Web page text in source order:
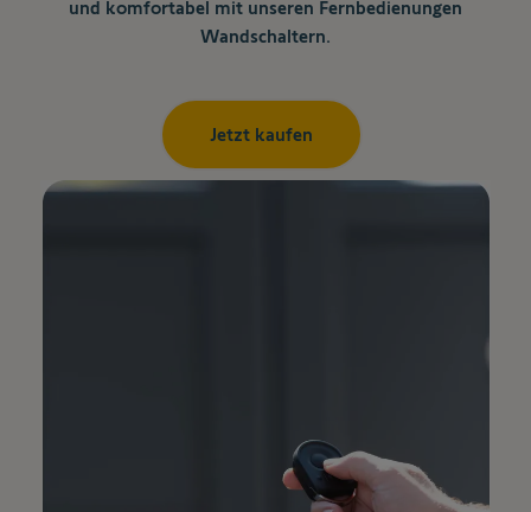
und komfortabel mit unseren Fernbedienungen
Wandschaltern.
Jetzt kaufen